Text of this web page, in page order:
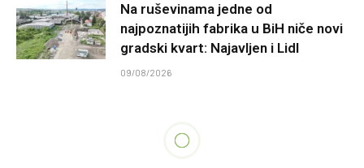
Na ruševinama jedne od
najpoznatijih fabrika u BiH niče novi
gradski kvart: Najavljen i Lidl
09/08/2026